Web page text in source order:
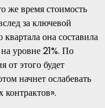
время стоимость
за ключевой
она составила
уровне 21%. По
этого будет
начнет ослабевать